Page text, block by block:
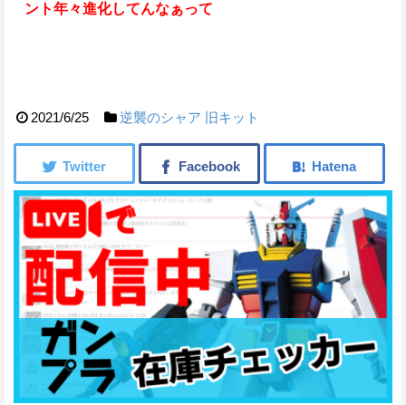
ント年々進化してんなぁって
2021/6/25 逆襲のシャア 旧キット